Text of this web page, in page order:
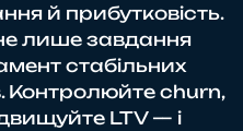
й прибутковість.
лише завдання
стабільних
Контролюйте churn,
LTV — і